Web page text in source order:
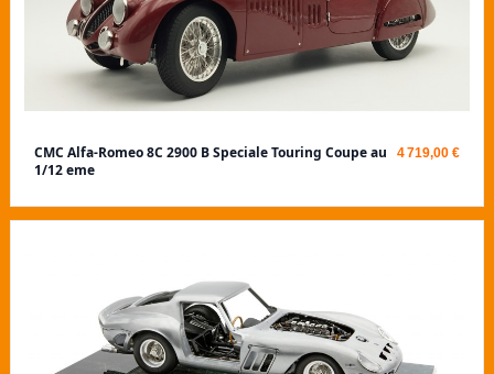
CMC Alfa-Romeo 8C 2900 B Speciale Touring Coupe au
1/12 eme
4 719,00 €